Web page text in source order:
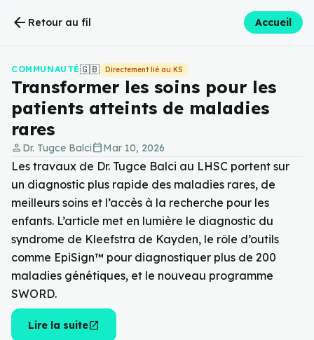
arrow_back Retour au fil Accueil
COMMUNAUTÉ🇬🇧 Directement lié au KS
Transformer les soins pour les
patients atteints de maladies
rares
person Dr. Tugce Balcicalendar_todayMar 10, 2026
Les travaux de Dr. Tugce Balci au LHSC portent sur
un diagnostic plus rapide des maladies rares, de
meilleurs soins et l’accès à la recherche pour les
enfants. L’article met en lumière le diagnostic du
syndrome de Kleefstra de Kayden, le rôle d’outils
comme EpiSign™ pour diagnostiquer plus de 200
maladies génétiques, et le nouveau programme
SWORD.
Lire la suiteopen_in_new